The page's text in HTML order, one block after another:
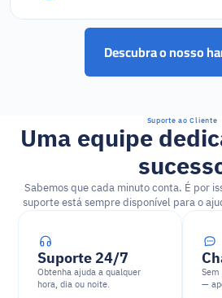
Descubra o nosso
Suporte ao Cliente
Uma equipe
Sabemos que cada minuto conta. É por
suporte está sempre disponível para o
Suporte 24/7
Obtenha ajuda a qualquer
hora, dia ou noite.
—